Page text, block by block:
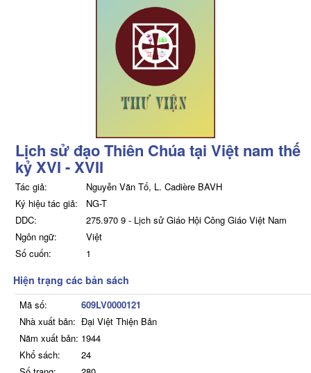
Lịch sử đạo Thiên Chúa tại Việt nam thế
kỷ XVI - XVII
Tác giả:
Nguyễn Văn Tố, L. Cadière BAVH
Ký hiệu tác giả:
NG-T
DDC:
275.970 9 - Lịch sử Giáo Hội Công Giáo Việt Nam
Ngôn ngữ:
Việt
Số cuốn:
1
Hiện trạng các bản sách
Mã số:
609LV0000121
Nhà xuất bản: Đại Việt Thiện Bản
Năm xuất bản: 1944
Khổ sách:
24